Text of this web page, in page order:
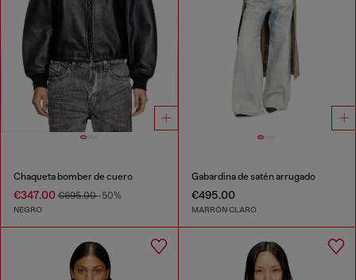
Chaqueta bomber de cuero
€347.00 €695.00-50%
NEGRO
Gabardina de satén arrugado
€495.00
MARRÓN CLARO